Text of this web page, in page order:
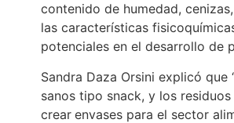
contenido de humedad,
las características
potenciales en el desarrollo de
Sandra Daza Orsini explicó
sanos tipo snack, y los
crear envases para el sector